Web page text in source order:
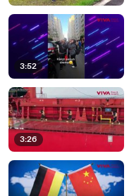
3:52
3:26